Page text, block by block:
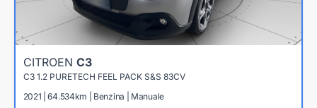
CITROEN C3
C3 1.2 PURETECH FEEL PACK S&S 83CV
2021 | 64.534km | Benzina | Manuale